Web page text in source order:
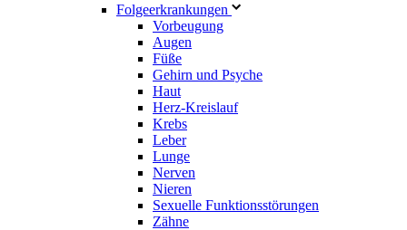
Folgeerkrankungen
Vorbeugung
Augen
Füße
Gehirn und Psyche
Haut
Herz-Kreislauf
Krebs
Leber
Lunge
Nerven
Nieren
Sexuelle Funktionsstörungen
Zähne